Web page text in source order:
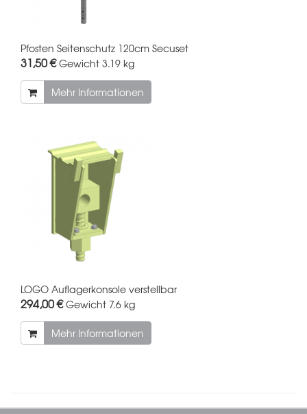
Pfosten Seitenschutz 120cm Secuset
31,50 €Gewicht 3.19 kg
Mehr Informationen
LOGO Auflagerkonsole verstellbar
294,00 €Gewicht 7.6 kg
Mehr Informationen